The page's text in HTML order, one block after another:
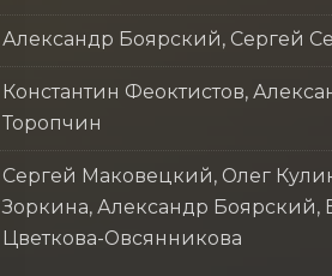
Александр Боярский, Сергей
Константин Феоктистов,
Торопчин
Сергей Маковецкий, Олег
Зоркина, Александр
Цветкова-Овсянникова